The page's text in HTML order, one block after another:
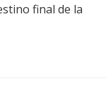
final de la